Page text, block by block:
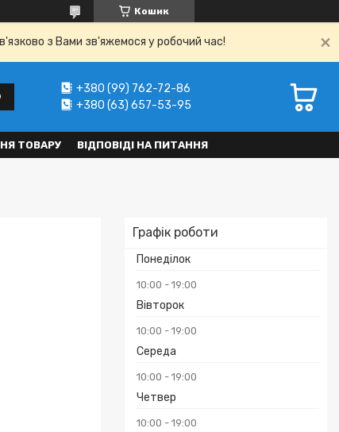
Кошик
з Вами зв'яжемося у робочий час!
+380 (99) 762-72-86
+380 (63) 657-53-95
ТОВАРУ ВІДПОВІДІ НА ПИТАННЯ
Графік роботи
Понеділок
10:00 19:00
Вівторок
10:00 19:00
Середа
10:00 19:00
Четвер
10:00 19:00